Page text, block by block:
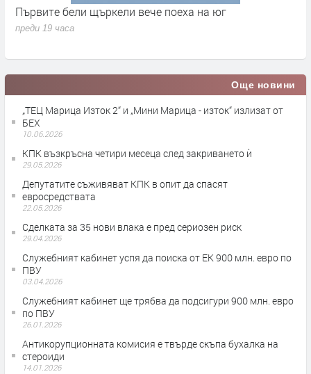
Сметната палата ще провeрява Пеевски за конфликт
на интереси
Още новини
„ТЕЦ Марица Изток 2“ и „Мини Марица - изток“ излизат от
БЕХ
10.06.2026
КПК възкръсна четири месеца след закриването ѝ
29.05.2026
Депутатите съживяват КПК в опит да спасят
евросредствата
22.05.2026
Сделката за 35 нови влака е пред сериозен риск
29.04.2026
Служебният кабинет успя да поиска от ЕК 900 млн. евро по
ПВУ
03.04.2026
Служебният кабинет ще трябва да подсигури 900 млн. евро
по ПВУ
26.01.2026
Антикорупционната комисия е твърде скъпа бухалка на
стероиди
14.01.2026